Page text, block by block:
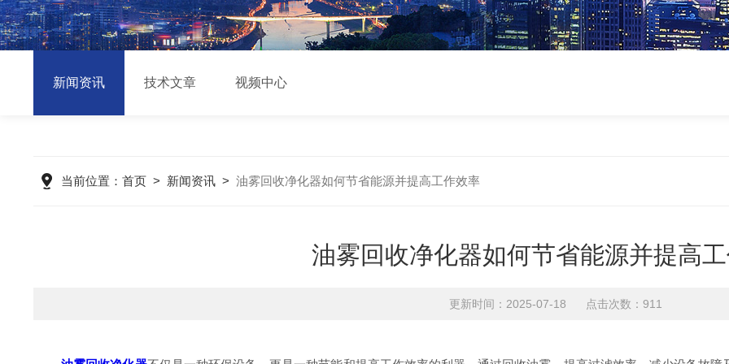
新闻资讯 技术文章 视频中心
当前位置： 首页> 新闻资讯> 油雾回收净化器如何节省能源并提高工作效率
油雾回收净化器如何节省能源并提高
更新时间：2025-07-18 点击次数：911